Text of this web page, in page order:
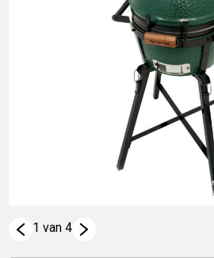
1 van 4